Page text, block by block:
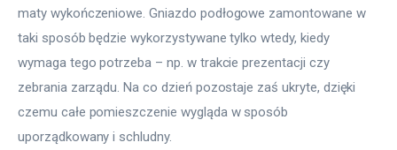
maty wykończeniowe. Gniazdo podłogowe zamontowane w
taki sposób będzie wykorzystywane tylko wtedy, kiedy
wymaga tego potrzeba – np. w trakcie prezentacji czy
zebrania zarządu. Na co dzień pozostaje zaś ukryte, dzięki
czemu całe pomieszczenie wygląda w sposób
uporządkowany i schludny.